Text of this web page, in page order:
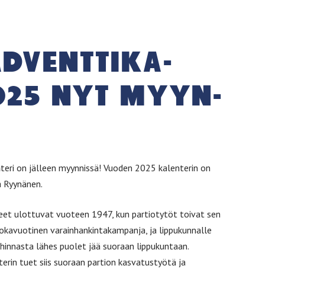
NYT MYYN­
on jälleen myynnissä! Vuoden 2025 kalenterin on
ulottuvat vuoteen 1947, kun partiotytöt toivat sen
varainhankintakampanja, ja lippukunnalle
lähes puolet jää suoraan lippukuntaan.
tuet siis suoraan partion kasvatustyötä ja